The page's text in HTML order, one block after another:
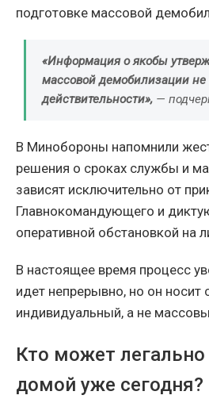
подготовке массовой
«Информация о якобы
массовой демобилизации не
действительности», —
В Минобороны напомнили
решения о сроках службы и
зависят исключительно от
Главнокомандующего и
оперативной обстановкой на
В настоящее время процесс
идет непрерывно, но он носит
индивидуальный, а не
Кто может легально
домой уже сегодня?